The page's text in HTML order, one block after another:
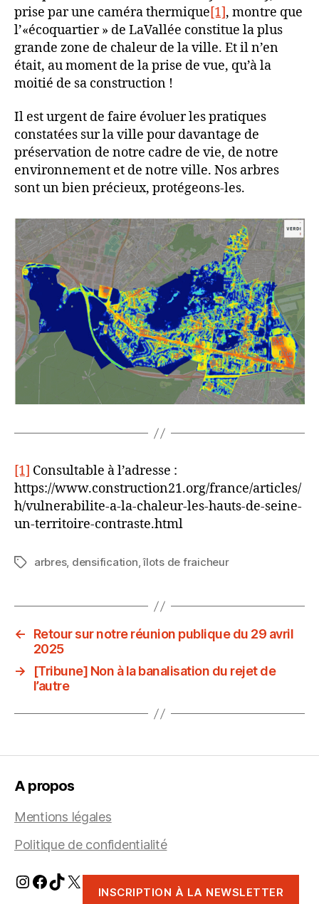
prise par une caméra thermique[1], montre que
l’«écoquartier » de LaVallée constitue la plus
grande zone de chaleur de la ville. Et il n’en
était, au moment de la prise de vue, qu’à la
moitié de sa construction !
Il est urgent de faire évoluer les pratiques
constatées sur la ville pour davantage de
préservation de notre cadre de vie, de notre
environnement et de notre ville. Nos arbres
sont un bien précieux, protégeons-les.
[1] Consultable à l’adresse :
https://www.construction21.org/france/articles/
h/vulnerabilite-a-la-chaleur-les-hauts-de-seine-
un-territoire-contraste.html
Étiquettes
arbres, densification,îlots de fraicheur
←
Retour sur notre réunion publique du 29 avril
2025
→
[Tribune] Non à la banalisation du rejet de
l’autre
A propos
Mentions légales
Politique de confidentialité
Instagram
Facebook
TikTok
X
INSCRIPTION À LA NEWSLETTER